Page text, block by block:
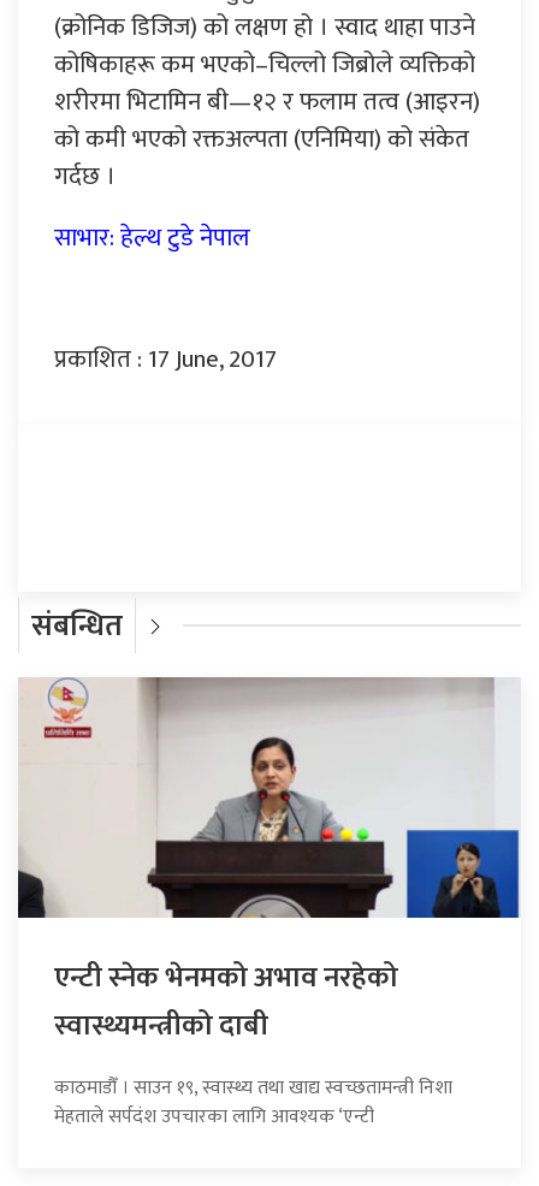
(क्रोनिक डिजिज) को लक्षण हो । स्वाद थाहा पाउने
कोषिकाहरू कम भएको–चिल्लो जिब्रोले व्यक्तिको
शरीरमा भिटामिन बी—१२ र फलाम तत्व (आइरन)
को कमी भएको रक्तअल्पता (एनिमिया) को संकेत
गर्दछ ।
साभार: हेल्थ टुडे नेपाल
प्रकाशित : 17 June, 2017
संबन्धित
एन्टी स्नेक भेनमको अभाव नरहेको
स्वास्थ्यमन्त्रीको दाबी
काठमाडौँ । साउन १९, स्वास्थ्य तथा खाद्य स्वच्छतामन्त्री निशा
मेहताले सर्पदंश उपचारका लागि आवश्यक ‘एन्टी